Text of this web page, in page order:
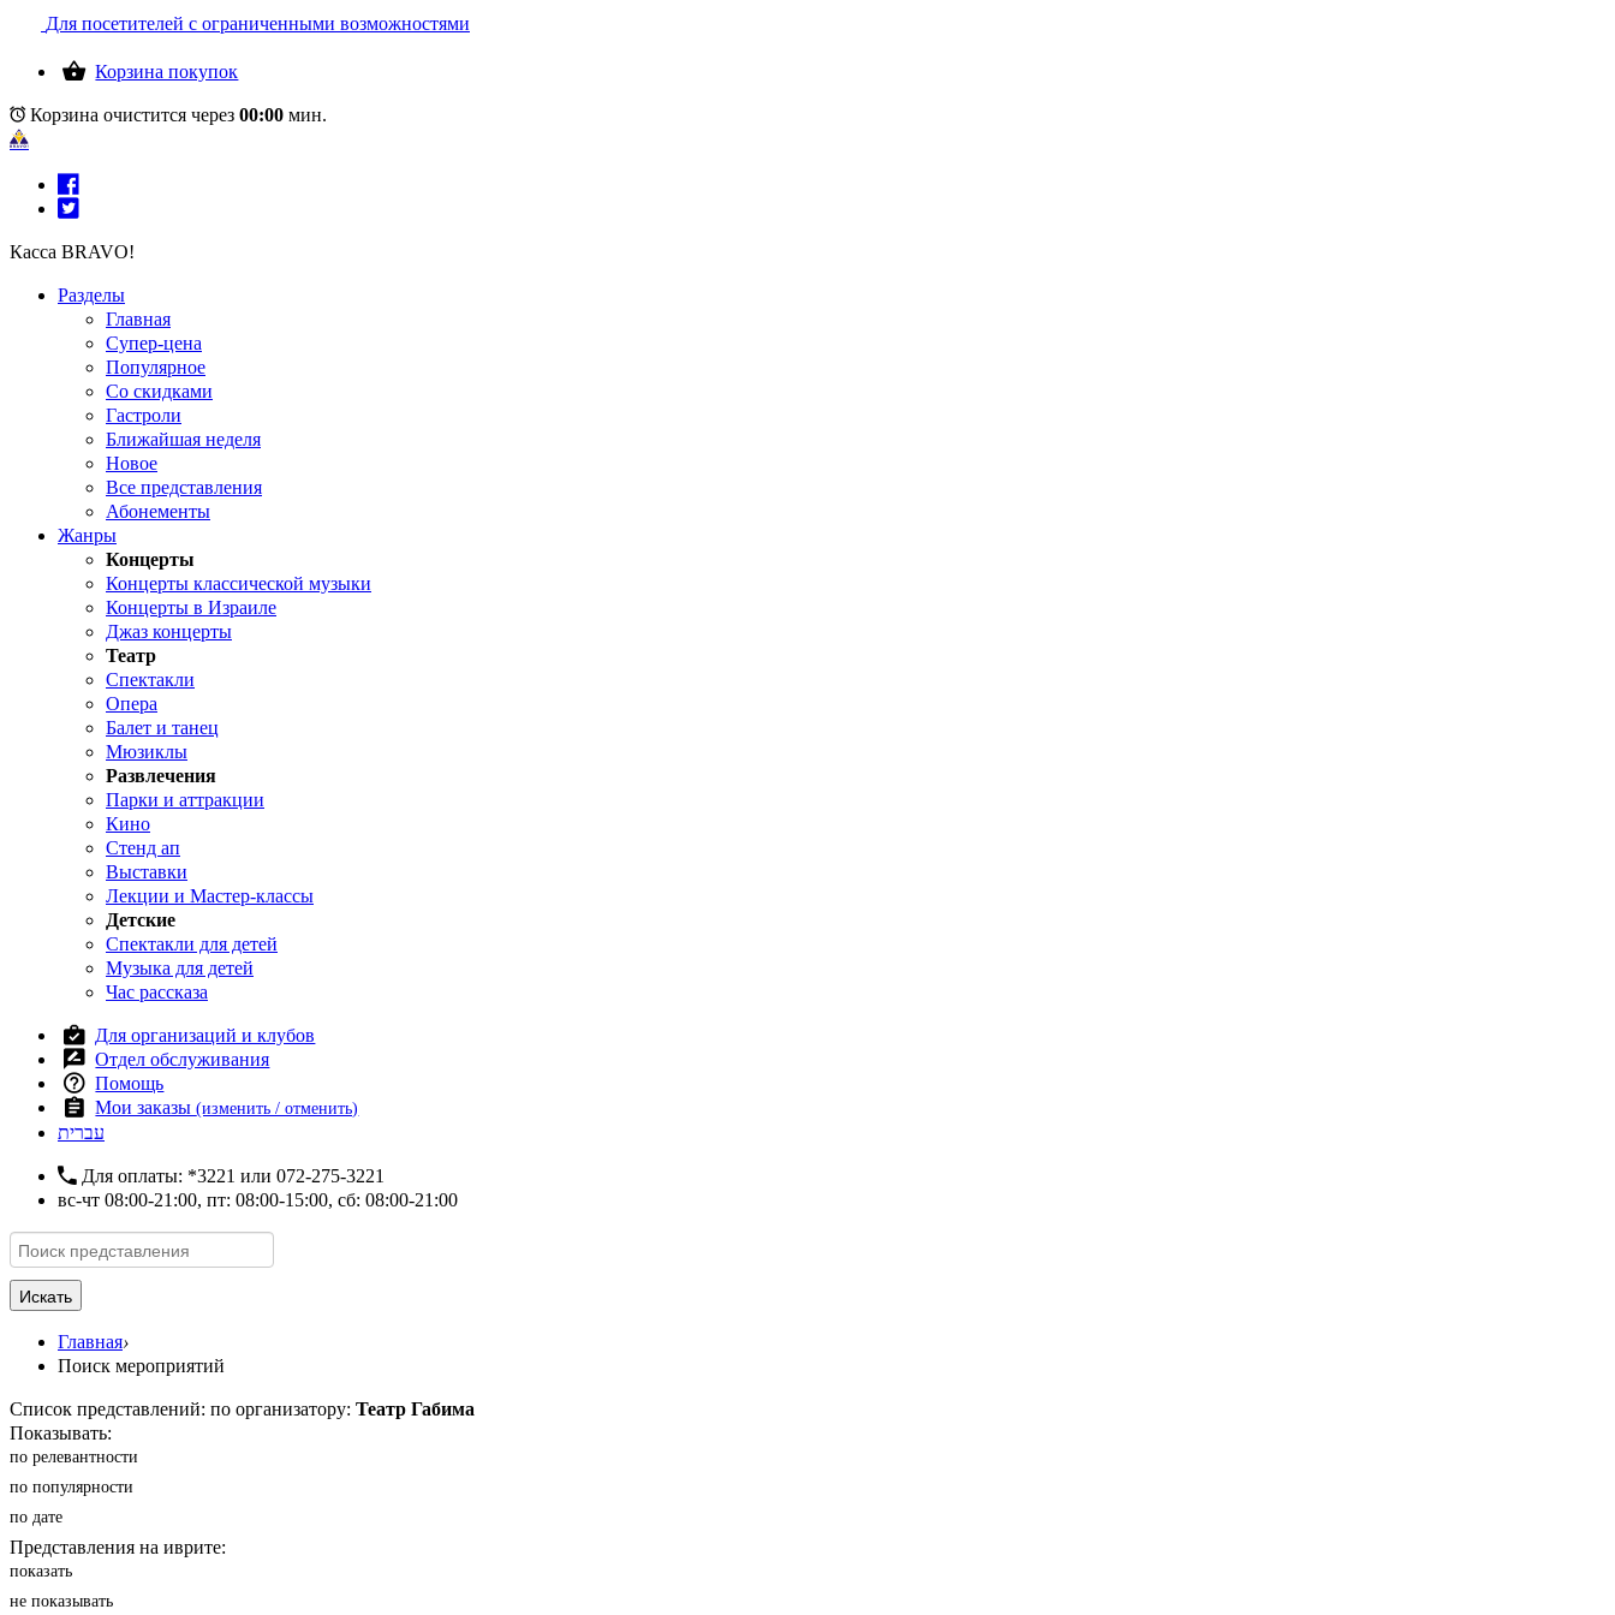
Для посетителей с ограниченными возможностями
Корзина покупок
Корзина очистится через 00:00 мин.
Касса BRAVO!
Разделы
Главная
Супер-цена
Популярное
Со скидками
Гастроли
Ближайшая неделя
Новое
Все представления
Абонементы
Жанры
Концерты
Концерты классической музыки
Концерты в Израиле
Джаз концерты
Театр
Спектакли
Опера
Балет и танец
Мюзиклы
Развлечения
Парки и аттракции
Кино
Стенд ап
Выставки
Лекции и Мастер-классы
Детские
Спектакли для детей
Музыка для детей
Час рассказа
Для организаций и клубов
Отдел обслуживания
Помощь
Мои заказы(изменить / отменить)
עברית
Для оплаты: *3221 или 072-275-3221
вс-чт 08:00-21:00, пт: 08:00-15:00, сб: 08:00-21:00
Искать
Главная›
Поиск мероприятий
Список представлений: по организатору: Театр Габима
Показывать:
по релевантности
по популярности
по дате
Представления на иврите:
показать
не показывать